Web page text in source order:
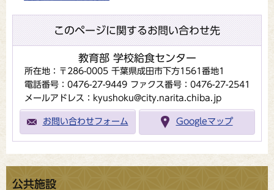
このページに関するお問い合わせ先
教育部 学校給食センター
所在地：〒286-0005 千葉県成田市下方1561番地1
電話番号：0476-27-9449 ファクス番号：0476-27-2541
メールアドレス：kyushoku@city.narita.chiba.jp
お問い合わせフォーム Googleマップ
公共施設